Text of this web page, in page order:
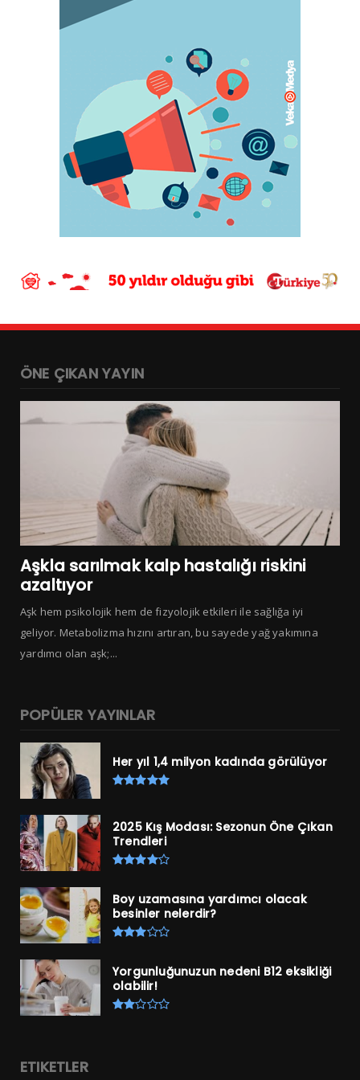
ÖNE ÇIKAN YAYIN
Aşkla sarılmak kalp hastalığı riskini
azaltıyor
Aşk hem psikolojik hem de fizyolojik etkileri ile sağlığa iyi
geliyor. Metabolizma hızını artıran, bu sayede yağ yakımına
yardımcı olan aşk;...
POPÜLER YAYINLAR
Her yıl 1,4 milyon kadında görülüyor
2025 Kış Modası: Sezonun Öne Çıkan
Trendleri
Boy uzamasına yardımcı olacak
besinler nelerdir?
Yorgunluğunuzun nedeni B12 eksikliği
olabilir!
ETIKETLER